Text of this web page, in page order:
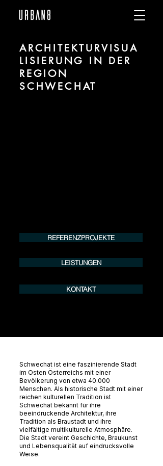
ARCHITEKTURVISUA
LISIERUNG IN DER
REGION
SCHWECHAT
REFERENZPROJEKTE
LEISTUNGEN
KONTAKT
Schwechat ist eine faszinierende Stadt
im Osten Österreichs mit einer
Bevölkerung von etwa 40.000
Menschen. Als historische Stadt mit einer
reichen kulturellen Tradition ist
Schwechat bekannt für ihre
beeindruckende Architektur, ihre
Tradition als Braustadt und ihre
vielfältige multikulturelle Atmosphäre.
Die Stadt vereint Geschichte, Braukunst
und Lebensqualität auf eindrucksvolle
Weise.